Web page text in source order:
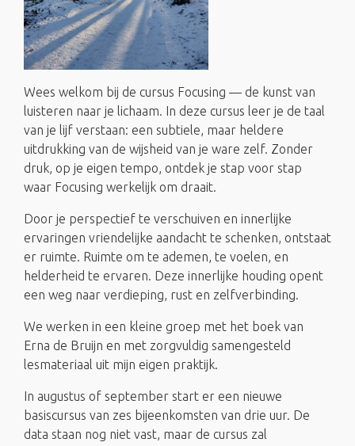
Wees welkom bij de cursus Focusing — de kunst van
luisteren naar je lichaam. In deze cursus leer je de taal
van je lijf verstaan: een subtiele, maar heldere
uitdrukking van de wijsheid van je ware zelf. Zonder
druk, op je eigen tempo, ontdek je stap voor stap
waar Focusing werkelijk om draait.
Door je perspectief te verschuiven en innerlijke
ervaringen vriendelijke aandacht te schenken, ontstaat
er ruimte. Ruimte om te ademen, te voelen, en
helderheid te ervaren. Deze innerlijke houding opent
een weg naar verdieping, rust en zelfverbinding.
We werken in een kleine groep met het boek van
Erna de Bruijn en met zorgvuldig samengesteld
lesmateriaal uit mijn eigen praktijk.
In augustus of september start er een nieuwe
basiscursus van zes bijeenkomsten van drie uur. De
data staan nog niet vast, maar de cursus zal